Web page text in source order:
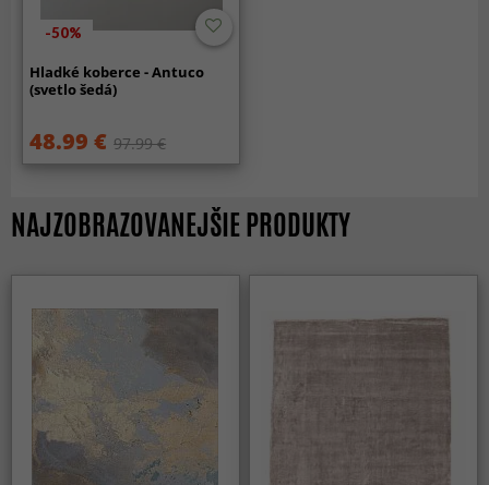
-50%
Hladké koberce - Antuco
(svetlo šedá)
48.99 € 97.99 €
NAJZOBRAZOVANEJŠIE PRODUKTY